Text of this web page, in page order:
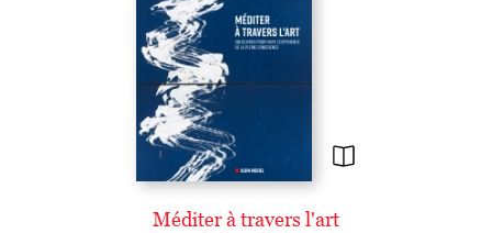
Méditer à travers l'art